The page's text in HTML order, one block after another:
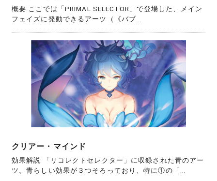
概要 ここでは「PRIMAL SELECTOR」で登場した、メイン
フェイズに発動できるアーツ（《バブ...
クリアー・マインド
効果解説 「リコレクトセレクター」に収録された青のアー
ツ。青らしい効果が３つそろっており、特に①の「...